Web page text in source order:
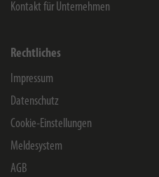
Kontakt für Unternehmen
Rechtliches
Impressum
Datenschutz
Cookie-Einstellungen
Meldesystem
AGB